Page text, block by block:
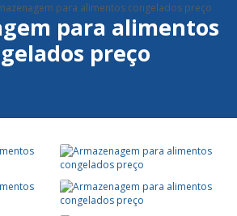
para alimentos congelados preço
para alimentos
preço